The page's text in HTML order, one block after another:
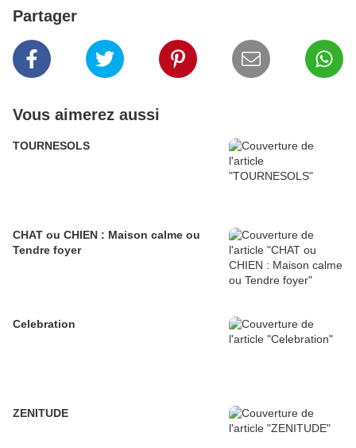
Partager
Vous aimerez aussi
TOURNESOLS
CHAT ou CHIEN : Maison calme ou
Tendre foyer
Celebration
ZENITUDE